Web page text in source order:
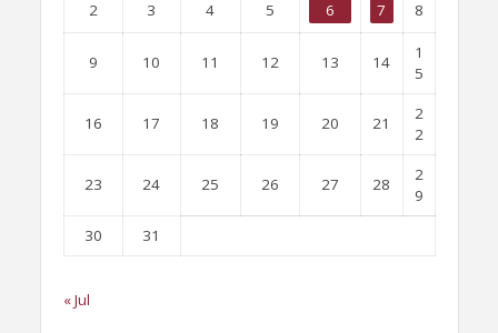
2 3 4 5 6 7 8
9 10 11 12 13 14
1
5
16 17 18 19 20 21
2
2
23 24 25 26 27 28
2
9
30
31
« Jul